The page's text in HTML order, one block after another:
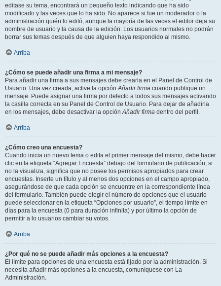
editase su tema, encontrará un pequeño texto indicando que ha sido
modificado y las veces que lo ha sido. No aparece si fue un moderador o la
administración quién lo editó, aunque la mayoría de las veces el editor deja su
nombre de usuario y la causa de la edición. Los usuarios normales no podrán
borrar sus temas después de que alguien haya respondido al mismo.
Arriba
¿Cómo se puede añadir una firma a mi mensaje?
Para añadir una firma a sus mensajes debe crearla en el Panel de Control de
Usuario. Una vez creada, active la opciónAñadir firma cuando publique un
mensaje. Puede asignar una firma por defecto a todos sus mensajes activando
la casilla correcta en su Panel de Control de Usuario. Para dejar de añadirla
en los mensajes, debe desactivar la opciónAñadir firma dentro del perfil.
Arriba
¿Cómo creo una encuesta?
Cuando inicia un nuevo tema o edita el primer mensaje del mismo, debe hacer
clic en la etiqueta “Agregar Encuesta” debajo del formulario de publicación; si
no la visualiza, significa que no posee los permisos apropiados para crear
encuestas. Inserte un título y al menos dos opciones en el campo apropiado,
asegurándose de que cada opción se encuentre en la correspondiente línea
del formulario. También puede elegir el número de opciones que el usuario
puede seleccionar en la etiqueta “Opciones por usuario”, el tiempo límite en
días para la encuesta (0 para duración infinita) y por último la opción de
permitir a lo usuarios cambiar su votos.
Arriba
¿Por qué no se puede añadir más opciones a la encuesta?
El límite para opciones de una encuesta está fijado por la administración. Si
necesita añadir más opciones a la encuesta, comuníquese con La
Administración.